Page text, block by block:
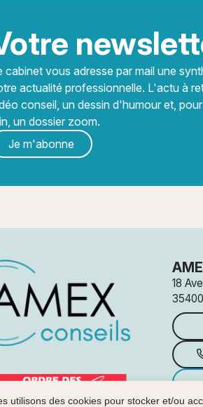
cabinet vous adresse par mail une
actualité professionnelle. L'actu à
conseil, un dessin d'humour et,
un dossier zoom.
Je m'abonne
18
utilisons des cookies pour stocker et/ou